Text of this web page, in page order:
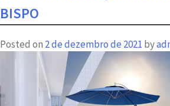
BISPO
Posted on 2 de dezembro de 2021 by